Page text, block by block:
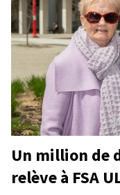
Un million de
relève à FSA